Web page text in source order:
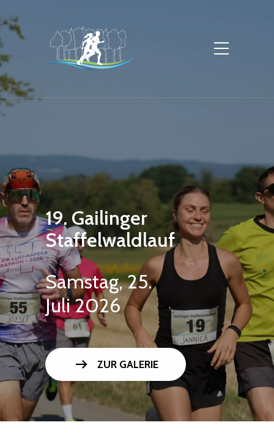
19. Gailinger
Staffelwaldlauf
Samstag, 25.
Juli 2026
arrow_right_alt ZUR GALERIE